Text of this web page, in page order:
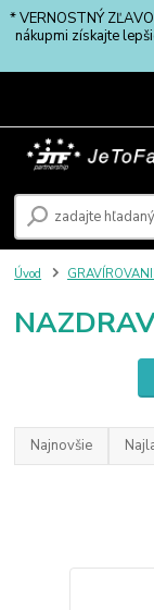
* VERNOSTNÝ
nákupmi získajte
Úvod
Najnovšie